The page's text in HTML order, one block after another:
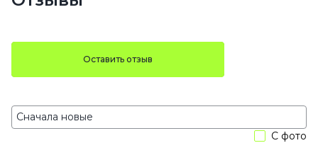
Оставить отзыв
С фото